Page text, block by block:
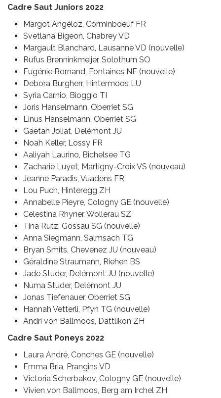
Cadre Saut Juniors 2022
Margot Angéloz, Corminboeuf FR
Svetlana Bigeon, Chabrey VD
Margault Blanchard, Lausanne VD (nouvelle)
Rufus Brenninkmeijer, Solothurn SO
Eugénie Bornand, Fontaines NE (nouvelle)
Debora Burgherr, Hintermoos LU
Syria Carnio, Bioggio TI
Joris Hanselmann, Oberriet SG
Linus Hanselmann, Oberriet SG
Gaëtan Joliat, Delémont JU
Noah Keller, Lossy FR
Aaliyah Laurino, Bichelsee TG
Zacharie Luyet, Martigny-Croix VS (nouveau)
Jeanne Paradis, Vuadens FR
Lou Puch, Hinteregg ZH
Annabelle Pieyre, Cologny GE (nouvelle)
Celestina Rhyner, Wollerau SZ
Tina Rutz, Gossau SG (nouvelle)
Anna Siegmann, Salmsach TG
Bryan Smits, Chevenez JU (nouveau)
Géraldine Straumann, Riehen BS
Jade Studer, Delémont JU (nouvelle)
Numa Studer, Delémont JU
Jonas Tiefenauer, Oberriet SG
Hannah Vetterli, Pfyn TG (nouvelle)
Andri von Ballmoos, Dättlikon ZH
Cadre Saut Poneys 2022
Laura André, Conches GE (nouvelle)
Emma Bria, Prangins VD
Victoria Scherbakov, Cologny GE (nouvelle)
Vivien von Ballmoos, Berg am Irchel ZH